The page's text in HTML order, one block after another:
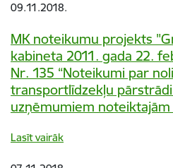
09.11.2018.
MK noteikumu projekts
kabineta 2011. gada 22.
Nr. 135 “Noteikumi par
transportlīdzekļu
uzņēmumiem
Lasīt vairāk